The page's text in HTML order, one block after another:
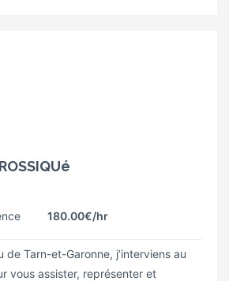
180.00€/hr
de Tarn-et-Garonne, j’interviens au
vous assister, représenter et